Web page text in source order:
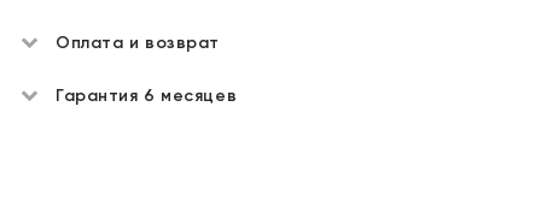
Оплата и возврат
Гарантия 6 месяцев